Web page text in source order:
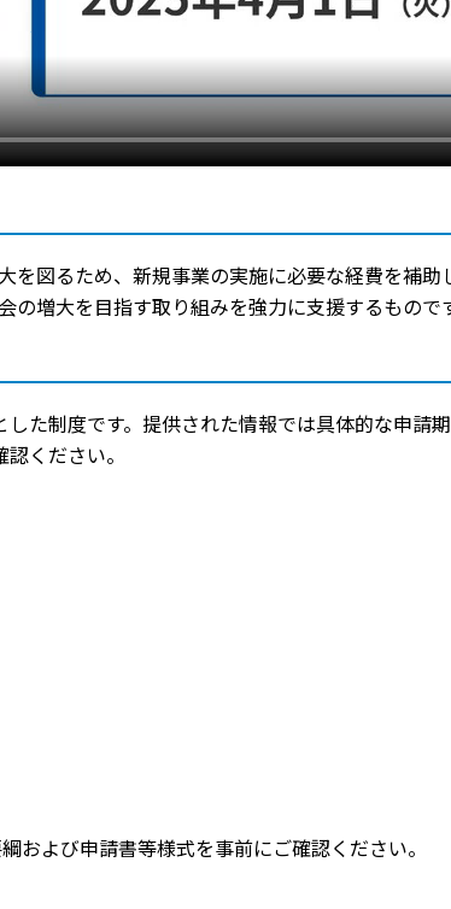
図るため、新規事業の実施に必要な経費を補助
増大を目指す取り組みを強力に支援するもので
た制度です。提供された情報では具体的な申請
ください。
および申請書等様式を事前にご確認ください。